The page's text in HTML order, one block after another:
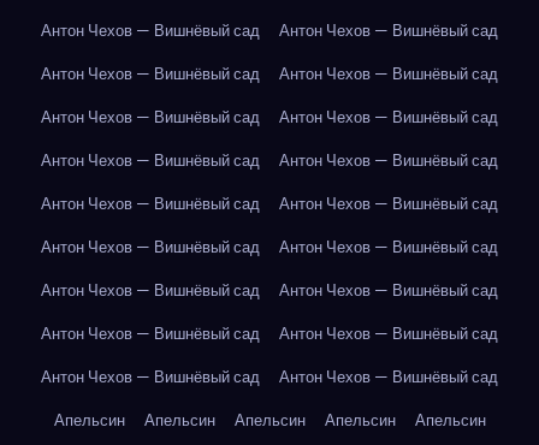
Антон Чехов — Вишнёвый сад
Антон Чехов — Вишнёвый сад
Антон Чехов — Вишнёвый сад
Антон Чехов — Вишнёвый сад
Антон Чехов — Вишнёвый сад
Антон Чехов — Вишнёвый сад
Антон Чехов — Вишнёвый сад
Антон Чехов — Вишнёвый сад
Антон Чехов — Вишнёвый сад
Антон Чехов — Вишнёвый сад
Антон Чехов — Вишнёвый сад
Антон Чехов — Вишнёвый сад
Антон Чехов — Вишнёвый сад
Антон Чехов — Вишнёвый сад
Антон Чехов — Вишнёвый сад
Антон Чехов — Вишнёвый сад
Антон Чехов — Вишнёвый сад
Антон Чехов — Вишнёвый сад
Апельсин
Апельсин Апельсин Апельсин
Апельсин